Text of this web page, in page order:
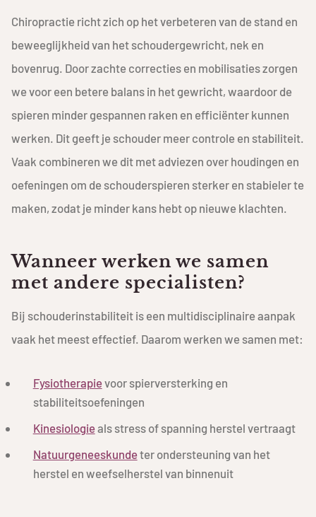
Chiropractie richt zich op het verbeteren van de stand en
beweeglijkheid van het schoudergewricht, nek en
bovenrug. Door zachte correcties en mobilisaties zorgen
we voor een betere balans in het gewricht, waardoor de
spieren minder gespannen raken en efficiënter kunnen
werken. Dit geeft je schouder meer controle en stabiliteit.
Vaak combineren we dit met adviezen over houdingen en
oefeningen om de schouderspieren sterker en stabieler te
maken, zodat je minder kans hebt op nieuwe klachten.
Wanneer werken we samen
met andere specialisten?
Bij schouderinstabiliteit is een multidisciplinaire aanpak
vaak het meest effectief. Daarom werken we samen met:
Fysiotherapievoor spierversterking en
stabiliteitsoefeningen
Kinesiologieals stress of spanning herstel vertraagt
Natuurgeneeskundeter ondersteuning van het
herstel en weefselherstel van binnenuit